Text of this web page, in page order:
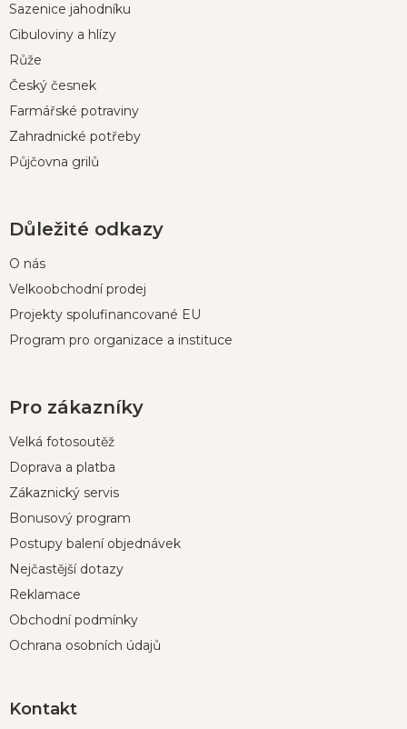
aSazenice jahodníku
Cibuloviny a hlízy
Růže
Český česnek
Farmářské potraviny
Zahradnické potřeby
Půjčovna grilů
Důležité odkazy
O nás
Velkoobchodní prodej
Projekty spolufinancované EU
Program pro organizace a instituce
Pro zákazníky
Velká fotosoutěž
Doprava a platba
Zákaznický servis
Bonusový program
Postupy balení objednávek
Nejčastější dotazy
Reklamace
Obchodní podmínky
Ochrana osobních údajů
Kontakt